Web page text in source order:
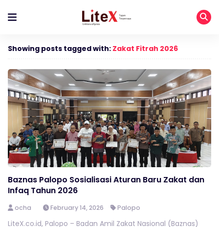
Showing posts tagged with: Zakat Fitrah 2026
Baznas Palopo Sosialisasi Aturan Baru Zakat dan
Infaq Tahun 2026
ocha February 14, 2026 Palopo
LiteX.co.id, Palopo – Badan Amil Zakat Nasional (Baznas)